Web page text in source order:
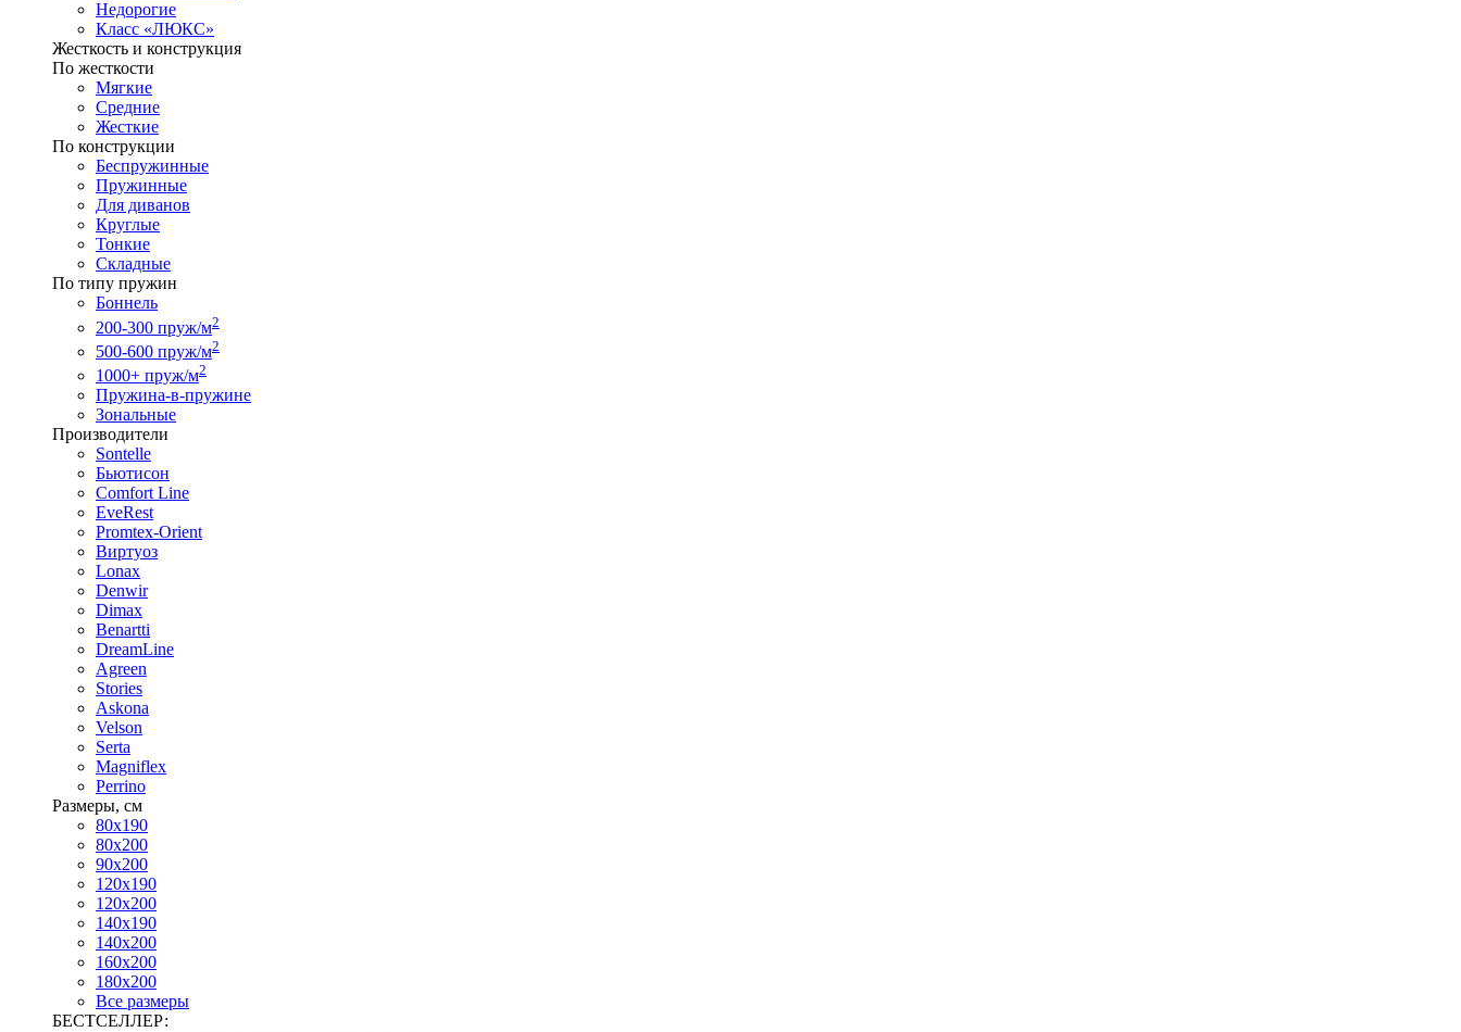
Недорогие
Класс «ЛЮКС»
Жесткость и конструкция
По жесткости
Мягкие
Средние
Жесткие
По конструкции
Беспружинные
Пружинные
Для диванов
Круглые
Тонкие
Складные
По типу пружин
Боннель
200-300 пруж/м2
500-600 пруж/м2
1000+ пруж/м2
Пружина-в-пружине
Зональные
Производители
Sontelle
Бьютисон
Comfort Line
EveRest
Promtex-Orient
Виртуоз
Lonax
Denwir
Dimax
Benartti
DreamLine
Agreen
Stories
Askona
Velson
Serta
Magniflex
Perrino
Размеры, см
80х190
80х200
90х200
120х190
120х200
140х190
140х200
160х200
180х200
Все размеры
БЕСТСЕЛЛЕР: